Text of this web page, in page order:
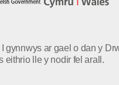
I gynnwys ar gael o dan y
eithrio lle y nodir fel arall.